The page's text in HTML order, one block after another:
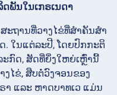
ດພັນໃນເກຣເນດາ
ະຖານທີ່ວາງໄຂ່ທີ່ສໍາຄັນສໍາ
. ໃນແຕ່ລະປີ, ໂດຍປົກກະຕິ
ກົດ, ສັດທີ່ຍິ່ງໃຫຍ່ເຫຼົ່ານີ້
ໄຂ່, ສືບຕໍ່ວົງຈອນຂອງ
າ ແລະ ຫາດບາທເວ ແມ່ນ